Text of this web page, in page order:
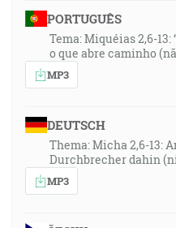
PORTUGUÊS
Tema: Miquéias 2,6-
o que abre caminho
MP3
DEUTSCH
Thema: Micha 2,6-13:
Durchbrecher dahin
MP3